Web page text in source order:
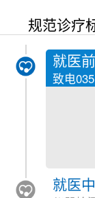
规范诊疗
就医前
致电
就医中